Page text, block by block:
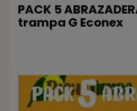
PACK 5
trampa G Econex